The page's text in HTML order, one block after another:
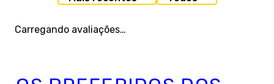
Carregando avaliações…